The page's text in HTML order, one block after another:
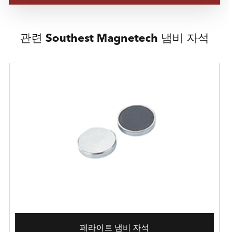
관련 Southest Magnetech 냄비 자석
페라이트 냄비 자석